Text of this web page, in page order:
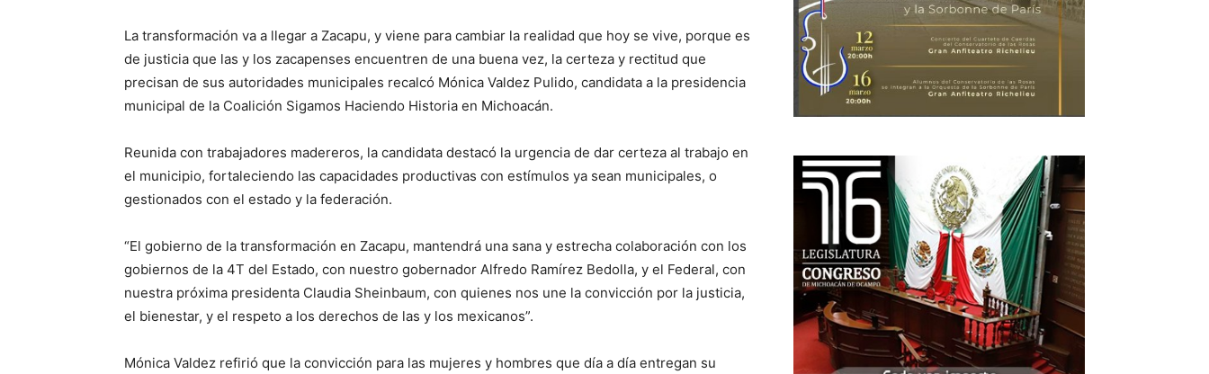
La transformación va a llegar a Zacapu, y viene para cambiar la realidad que hoy se vive, porque es
de justicia que las y los zacapenses encuentren de una buena vez, la certeza y rectitud que
precisan de sus autoridades municipales recalcó Mónica Valdez Pulido, candidata a la presidencia
municipal de la Coalición Sigamos Haciendo Historia en Michoacán.
Reunida con trabajadores madereros, la candidata destacó la urgencia de dar certeza al trabajo en
el municipio, fortaleciendo las capacidades productivas con estímulos ya sean municipales, o
gestionados con el estado y la federación.
“El gobierno de la transformación en Zacapu, mantendrá una sana y estrecha colaboración con los
gobiernos de la 4T del Estado, con nuestro gobernador Alfredo Ramírez Bedolla, y el Federal, con
nuestra próxima presidenta Claudia Sheinbaum, con quienes nos une la convicción por la justicia,
el bienestar, y el respeto a los derechos de las y los mexicanos”.
Mónica Valdez refirió que la convicción para las mujeres y hombres que día a día entregan su